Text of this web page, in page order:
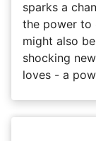
sparks a
the power to
might also
shocking
loves - a